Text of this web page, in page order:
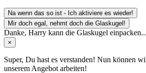
Na wenn das so ist - Ich aktiviere es wieder!
Mir doch egal, nehmt doch die Glaskugel!
Danke, Harry kann die Glaskugel einpacken...
×
Super, Du hast es verstanden! Nun können
unserem Angebot arbeiten!